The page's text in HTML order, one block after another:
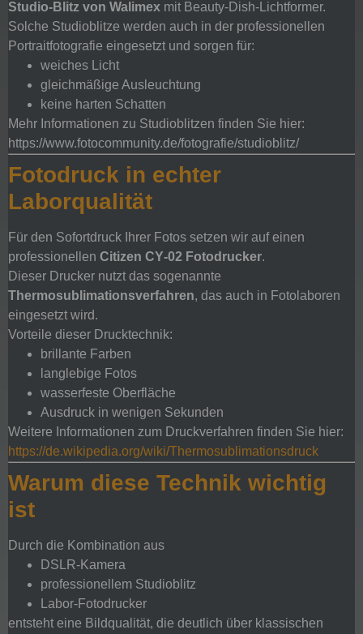
Studio-Blitz von Walimex mit Beauty-Dish-Lichtformer.
Solche Studioblitze werden auch in der professionellen
Portraitfotografie eingesetzt und sorgen für:
weiches Licht
gleichmäßige Ausleuchtung
keine harten Schatten
Mehr Informationen zu Studioblitzen finden Sie hier:
https://www.fotocommunity.de/fotografie/studioblitz/
Fotodruck in echter
Laborqualität
Für den Sofortdruck Ihrer Fotos setzen wir auf einen
professionellen Citizen CY‑02 Fotodrucker.
Dieser Drucker nutzt das sogenannte
Thermosublimationsverfahren, das auch in Fotolaboren
eingesetzt wird.
Vorteile dieser Drucktechnik:
brillante Farben
langlebige Fotos
wasserfeste Oberfläche
Ausdruck in wenigen Sekunden
Weitere Informationen zum Druckverfahren finden Sie hier:
https://de.wikipedia.org/wiki/Thermosublimationsdruck
Warum diese Technik wichtig
ist
Durch die Kombination aus
DSLR-Kamera
professionellem Studioblitz
Labor-Fotodrucker
entsteht eine Bildqualität, die deutlich über klassischen